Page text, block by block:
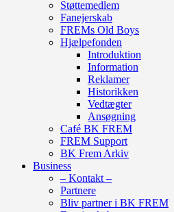
Støttemedlem
Fanejerskab
FREMs Old Boys
Hjælpefonden
Introduktion
Information
Reklamer
Historikken
Vedtægter
Ansøgning
Café BK FREM
FREM Support
BK Frem Arkiv
Business
– Kontakt –
Partnere
Bliv partner i BK FREM